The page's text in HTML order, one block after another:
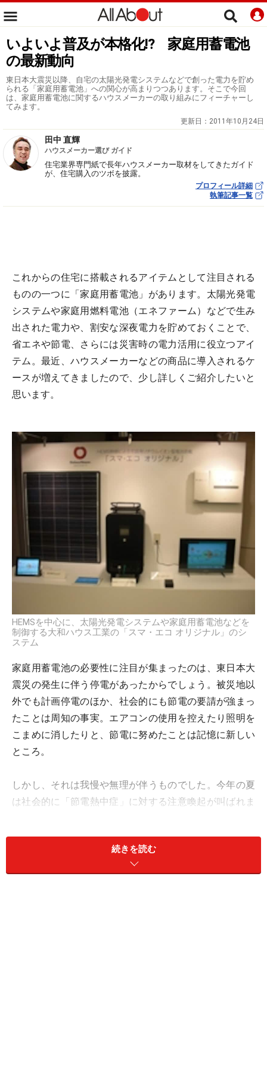
いよいよ普及が本格化!? 家庭用蓄電池
の最新動向
東日本大震災以降、自宅の太陽光発電システムなどで創った電力を貯め
られる「家庭用蓄電池」への関心が高まりつつあります。そこで今回
は、家庭用蓄電池に関するハウスメーカーの取り組みにフィーチャーし
てみます。
更新日： 2011年10月24日
田中 直輝
ハウスメーカー選び ガイド
住宅業界専門紙で長年ハウスメーカー取材をしてきたガイド
が、住宅購入のツボを披露。
プロフィール詳細
執筆記事一覧
これからの住宅に搭載されるアイテムとして注目される
ものの一つに「家庭用蓄電池」があります。太陽光発電
システムや家庭用燃料電池（エネファーム）などで生み
出された電力や、割安な深夜電力を貯めておくことで、
省エネや節電、さらには災害時の電力活用に役立つアイ
テム。最近、ハウスメーカーなどの商品に導入されるケ
ースが増えてきましたので、少し詳しくご紹介したいと
思います。
HEMSを中心に、太陽光発電システムや家庭用蓄電池などを
制御する大和ハウス工業の「スマ・エコ オリジナル」のシ
ステム
家庭用蓄電池の必要性に注目が集まったのは、東日本大
震災の発生に伴う停電があったからでしょう。被災地以
外でも計画停電のほか、社会的にも節電の要請が強まっ
たことは周知の事実。エアコンの使用を控えたり照明を
こまめに消したりと、節電に努めたことは記憶に新しい
ところ。
しかし、それは我慢や無理が伴うものでした。今年の夏
は社会的に「節電熱中症」に対する注意喚起が叫ばれま
体験。電気が使えない不自由さに気付かされました。
寒くなるこれからの季節も節電の必要性が高まるといわ
続きを読む